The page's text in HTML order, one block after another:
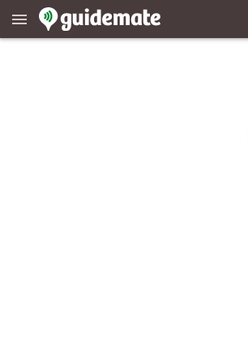
menu